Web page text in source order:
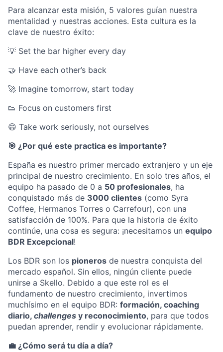
Para alcanzar esta misión, 5 valores guían nuestra
mentalidad y nuestras acciones. Esta cultura es la
clave de nuestro éxito:
💡 Set the bar higher every day
🤝 Have each other’s back
🚀 Imagine tomorrow, start today
👟 Focus on customers first
😄 Take work seriously, not ourselves
🎯 ¿Por qué este practica es importante?
España es nuestro primer mercado extranjero y un eje
principal de nuestro crecimiento. En solo tres años, el
equipo ha pasado de 0 a 50 profesionales, ha
conquistado más de 3000 clientes (como Syra
Coffee, Hermanos Torres o Carrefour), con una
satisfacción de 100%. Para que la historia de éxito
continúe, una cosa es segura: ¡necesitamos un equipo
BDR Excepcional!
Los BDR son los pioneros de nuestra conquista del
mercado español. Sin ellos, ningún cliente puede
unirse a Skello. Debido a que este rol es el
fundamento de nuestro crecimiento, invertimos
muchísimo en el equipo BDR: formación, coaching
diario, challenges y reconocimiento, para que todos
puedan aprender, rendir y evolucionar rápidamente.
💼 ¿Cómo será tu día a día?